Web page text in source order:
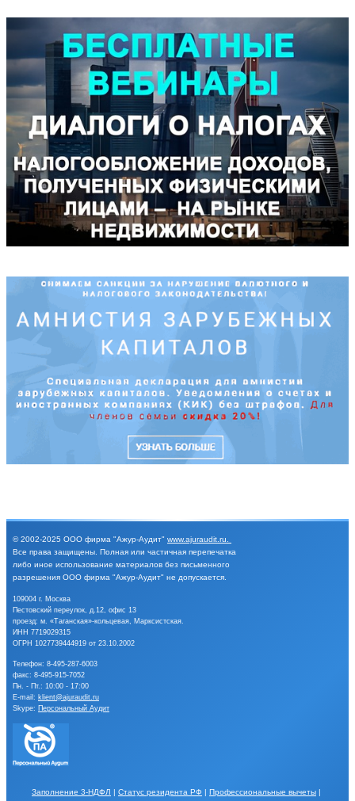
© 2002-2025 ООО фирма "Ажур-Аудит" www.ajuraudit.ru
Все права защищены. Полная или частичная перепечатка
либо иное использование материалов без письменного
разрешения ООО фирма "Ажур-Аудит" не допускается.
109004 г. Москва
Пестовский переулок, д.12, офис 13
проезд: м. «Таганская»-кольцевая, Марксистская.
ИНН 7719029315
ОГРН 1027739444919 от 23.10.2002
Телефон: 8-495-287-6003
факс: 8-495-915-7052
Пн. - Пт.: 10:00 - 17:00
E-mail: klient@ajuraudit.ru
Skype: Персональный Аудит
Заполнение 3-НДФЛ | Статус резидента РФ | Профессиональные вычеты |